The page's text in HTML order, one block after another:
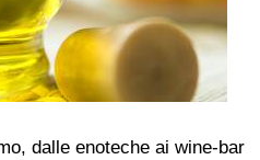
dalle enoteche ai wine-bar